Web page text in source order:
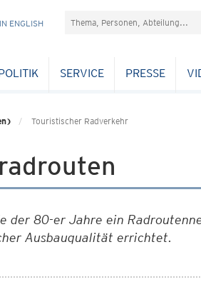
ENGLISH Suchefeld
SERVICE PRESSE
Touristischer Radverkehr
der 80-er Jahre ein
Ausbauqualität errichtet.